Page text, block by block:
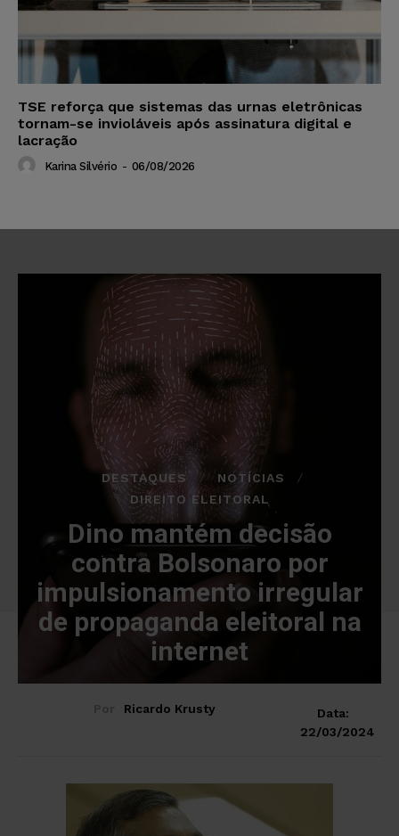
TSE reforça que sistemas das urnas eletrônicas
tornam-se invioláveis após assinatura digital e
lacração
Karina Silvério - 06/08/2026